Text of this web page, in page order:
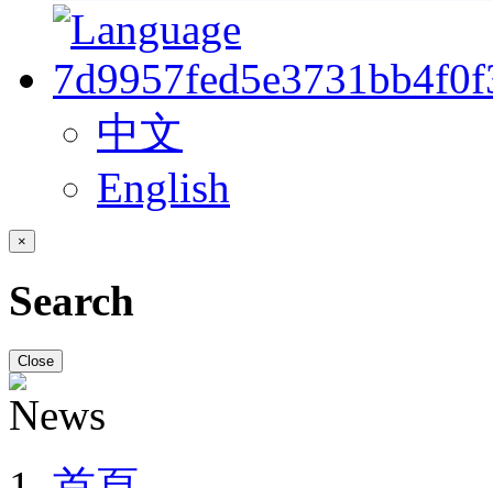
中文
English
×
Search
Close